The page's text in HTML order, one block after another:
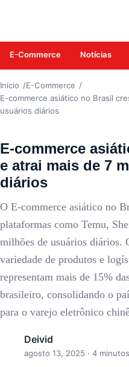
E-Commerce Notícias
Início
E-Commerce
E-commerce asiático no Brasil
usuários diários
E-commerce
e atrai mais de 7
diários
O E-commerce asiático no
plataformas como Temu,
milhões de usuários diários.
variedade de produtos e
representam mais de 15%
brasileiro, consolidando o
para o varejo eletrônico
Deivid
agosto 13, 2025 · 4